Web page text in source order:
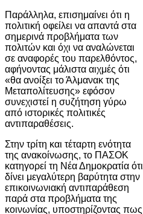
Παράλληλα, επισημαίνει ότι η
πολιτική οφείλει να απαντά στα
σημερινά προβλήματα των
πολιτών και όχι να αναλώνεται
σε αναφορές του παρελθόντος,
αφήνοντας μάλιστα αιχμές ότι
«θα ανοίξει το Άλμανακ της
Μεταπολίτευσης» εφόσον
συνεχιστεί η συζήτηση γύρω
από ιστορικές πολιτικές
αντιπαραθέσεις.
Στην τρίτη και τέταρτη ενότητα
της ανακοίνωσης, το ΠΑΣΟΚ
κατηγορεί τη Νέα Δημοκρατία ότι
δίνει μεγαλύτερη βαρύτητα στην
επικοινωνιακή αντιπαράθεση
παρά στα προβλήματα της
κοινωνίας, υποστηρίζοντας πως